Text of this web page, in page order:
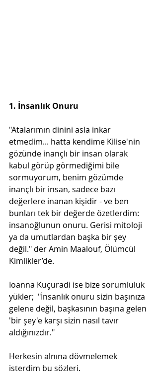
1. İnsanlık Onuru
"Atalarımın dinini asla inkar
etmedim... hatta kendime Kilise'nin
gözünde inançlı bir insan olarak
kabul görüp görmediğimi bile
sormuyorum, benim gözümde
inançlı bir insan, sadece bazı
değerlere inanan kişidir - ve ben
bunları tek bir değerde özetlerdim:
insanoğlunun onuru. Gerisi mitoloji
ya da umutlardan başka bir şey
değil." der Amin Maalouf, Ölümcül
Kimlikler’de.
Ioanna Kuçuradi ise bize sorumluluk
yükler;  "İnsanlık onuru sizin başınıza
gelene değil, başkasının başına gelen
'bir şey'e karşı sizin nasıl tavır
aldığınızdır."
Herkesin alnına dövmelemek
isterdim bu sözleri.